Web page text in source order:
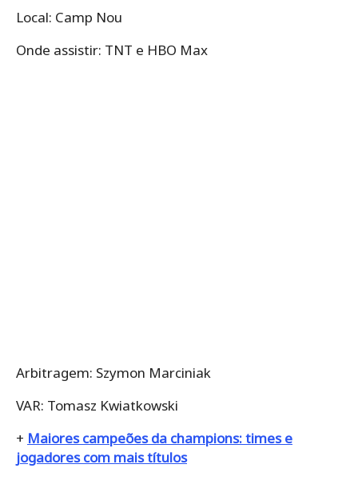
Local: Camp Nou
Onde assistir: TNT e HBO Max
Arbitragem: Szymon Marciniak
VAR: Tomasz Kwiatkowski
+ Maiores campeões da champions: times e
jogadores com mais títulos